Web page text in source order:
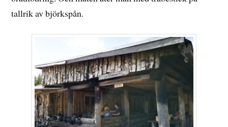
tallrik av björkspån.